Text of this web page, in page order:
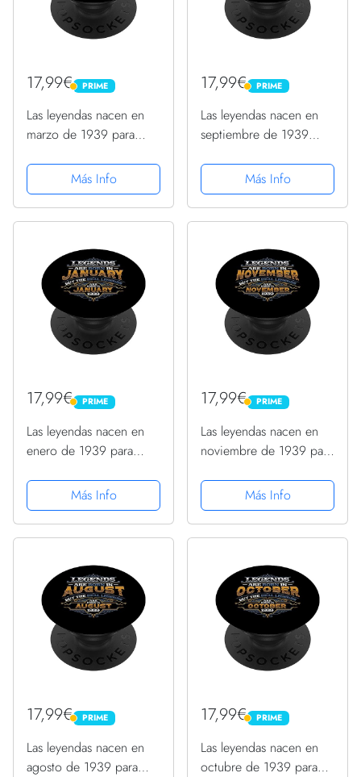
17,99€ PRIME
PRIME
Las leyendas nacen en
marzo de 1939 para
PopSockets PopGrip
Intercambiable
Más Info
17,99€ PRIME
PRIME
Las leyendas nacen en
septiembre de 1939
cumpleaños PopSockets
PopGrip Intercambiable
Más Info
17,99€ PRIME
PRIME
Las leyendas nacen en
enero de 1939 para
PopSockets PopGrip
Intercambiable
Más Info
17,99€ PRIME
PRIME
Las leyendas nacen en
noviembre de 1939 para
PopSockets PopGrip
Intercambiable
Más Info
17,99€ PRIME
PRIME
Las leyendas nacen en
agosto de 1939 para
17,99€ PRIME
PRIME
Las leyendas nacen en
octubre de 1939 para